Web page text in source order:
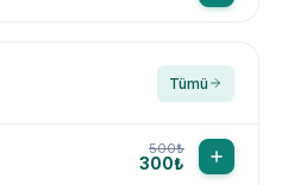
Tümü
500₺
300₺